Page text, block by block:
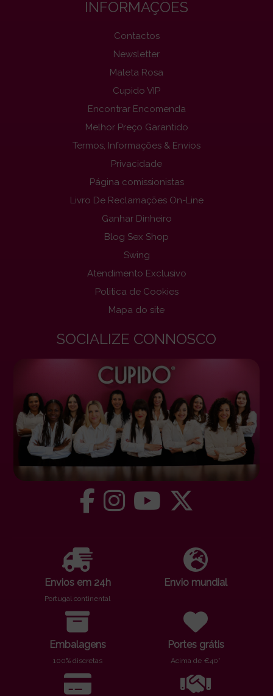
INFORMAÇÕES
Contactos
Newsletter
Maleta Rosa
Cupido VIP
Encontrar Encomenda
Melhor Preço Garantido
Termos, Informações & Envios
Privacidade
Página comissionistas
Livro De Reclamações On-Line
Ganhar Dinheiro
Blog Sex Shop
Swing
Atendimento Exclusivo
Politica de Cookies
Mapa do site
SOCIALIZE CONNOSCO
Envios em 24h
Portugal continental
Envio mundial
Embalagens
100% discretas
Portes grátis
Acima de €40*